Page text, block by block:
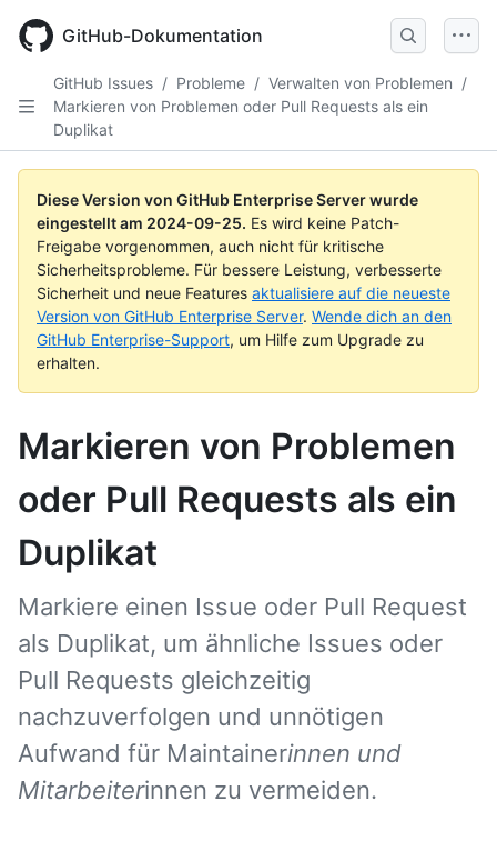
main
GitHub-Dokumentation
GitHub Issues / Probleme / Verwalten von Problemen /
Markieren von Problemen oder Pull Requests als ein
Duplikat
Diese Version von GitHub Enterprise Server wurde
eingestellt am 2024-09-25. Es wird keine Patch-
Freigabe vorgenommen, auch nicht für kritische
Sicherheitsprobleme. Für bessere Leistung, verbesserte
Sicherheit und neue Features aktualisiere auf die neueste
Version von GitHub Enterprise Server. Wende dich an den
GitHub Enterprise-Support, um Hilfe zum Upgrade zu
erhalten.
Markieren von Problemen
oder Pull Requests als ein
Duplikat
Markiere einen Issue oder Pull Request
als Duplikat, um ähnliche Issues oder
Pull Requests gleichzeitig
nachzuverfolgen und unnötigen
Aufwand für Maintainerinnen und
Mitarbeiterinnen zu vermeiden.